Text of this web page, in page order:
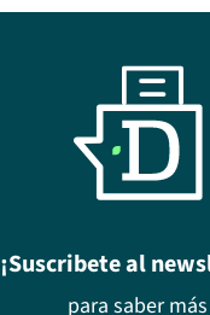
¡Suscribete al
para saber más